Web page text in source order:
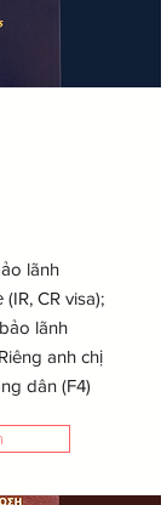
lãnh
CR visa);
lãnh
anh chị
dân (F4)